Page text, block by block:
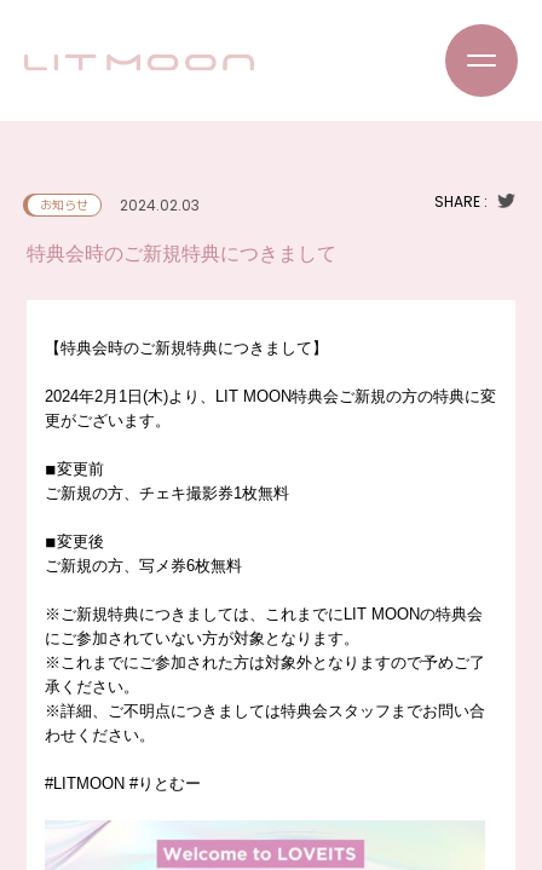
お知らせ 2024.02.03 SHARE :
特典会時のご新規特典につきまして
【特典会時のご新規特典につきまして】
2024年2月1日(木)より、LIT MOON特典会ご新規の方の特典に変
更がございます。
◾︎変更前
ご新規の方、チェキ撮影券1枚無料
◾︎変更後
ご新規の方、写メ券6枚無料
※ご新規特典につきましては、これまでにLIT MOONの特典会
にご参加されていない方が対象となります。
※これまでにご参加された方は対象外となりますので予めご了
承ください。
※詳細、ご不明点につきましては特典会スタッフまでお問い合
わせください。
#LITMOON #りとむー